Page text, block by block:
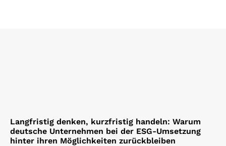
Langfristig denken, kurzfristig handeln: Warum
deutsche Unternehmen bei der ESG-Umsetzung
hinter ihren Möglichkeiten zurückbleiben